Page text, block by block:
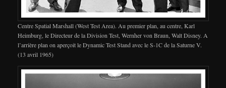
Centre Spatial Marshall (West Test Area). Au premier plan, au centre, Karl
Heimburg, le Directeur de la Division Test, Wernher von Braun, Walt Disney. A
l’arrière plan on aperçoit le Dynamic Test Stand avec le S-1C de la Saturne V.
(13 avril 1965)